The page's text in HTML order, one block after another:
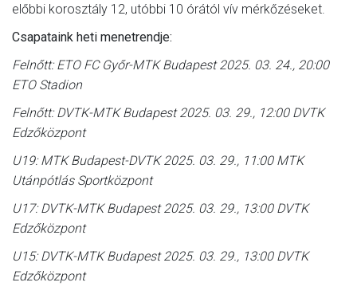
előbbi korosztály 12, utóbbi 10 órától vív mérkőzéseket.
Csapataink heti menetrendje:
Felnőtt: ETO FC Győr-MTK Budapest 2025. 03. 24., 20:00
ETO Stadion
Felnőtt: DVTK-MTK Budapest 2025. 03. 29., 12:00 DVTK
Edzőközpont
U19: MTK Budapest-DVTK 2025. 03. 29., 11:00 MTK
Utánpótlás Sportközpont
U17: DVTK-MTK Budapest 2025. 03. 29., 13:00 DVTK
Edzőközpont
U15: DVTK-MTK Budapest 2025. 03. 29., 13:00 DVTK
Edzőközpont